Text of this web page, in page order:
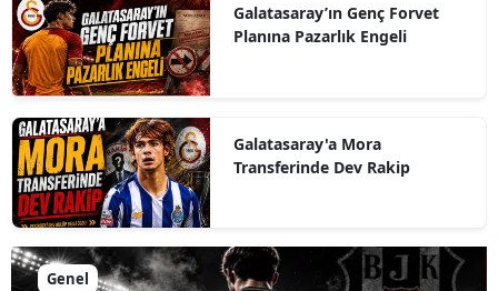
Galatasaray’ın Genç Forvet
Planına Pazarlık Engeli
Galatasaray'a Mora
Transferinde Dev Rakip
Genel